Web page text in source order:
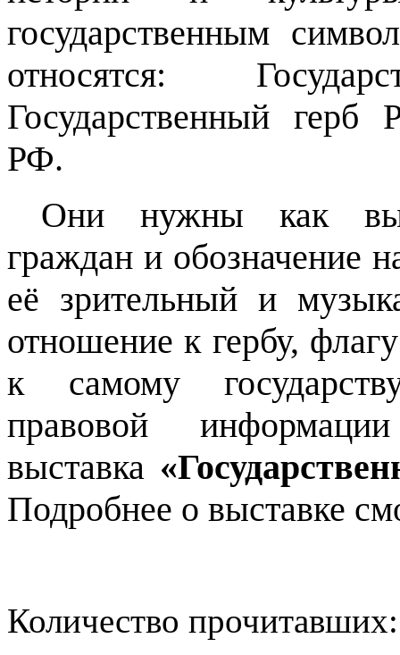
государственным
относятся:
Государственный герб
РФ.
Они нужны как
граждан и обозначение
её зрительный и
отношение к гербу,
к самому
правовой
выставка
Подробнее о выставке
Количество